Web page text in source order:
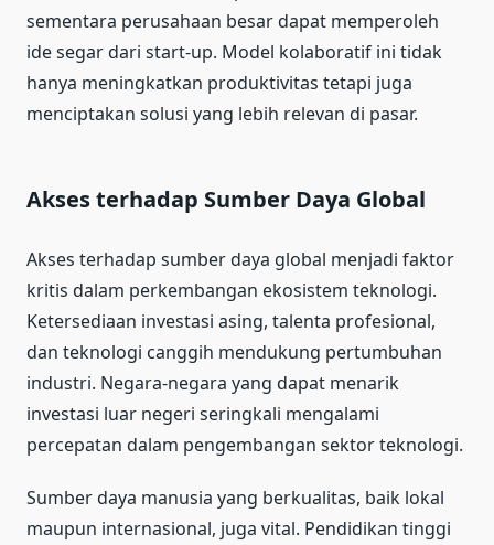
sementara perusahaan besar dapat memperoleh
ide segar dari start-up. Model kolaboratif ini tidak
hanya meningkatkan produktivitas tetapi juga
menciptakan solusi yang lebih relevan di pasar.
Akses terhadap Sumber Daya Global
Akses terhadap sumber daya global menjadi faktor
kritis dalam perkembangan ekosistem teknologi.
Ketersediaan investasi asing, talenta profesional,
dan teknologi canggih mendukung pertumbuhan
industri. Negara-negara yang dapat menarik
investasi luar negeri seringkali mengalami
percepatan dalam pengembangan sektor teknologi.
Sumber daya manusia yang berkualitas, baik lokal
maupun internasional, juga vital. Pendidikan tinggi